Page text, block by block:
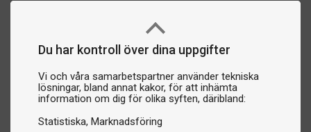
Du har kontroll över dina uppgifter
Vi och våra samarbetspartner använder tekniska
lösningar, bland annat kakor, för att inhämta
information om dig för olika syften, däribland:
Statistiska Marknadsföring